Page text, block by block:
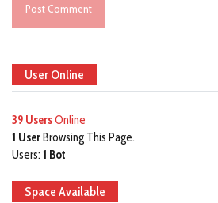
User Online
39 UsersOnline
1 UserBrowsing This Page.
Users: 1 Bot
Space Available